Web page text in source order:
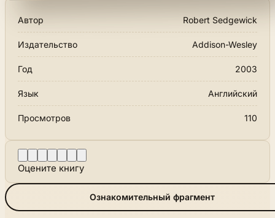
Автор Robert Sedgewick
Издательство Addison-Wesley
Год 2003
Язык Английский
Просмотров 110
Оцените книгу
Ознакомительный фрагмент